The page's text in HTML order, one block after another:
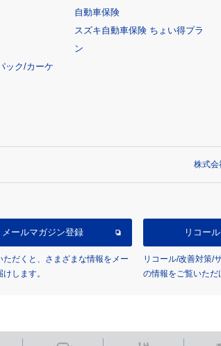
ック/カーケ
自動車保険
スズキ自動車保険 ちょい得プラ
ン
株式会
メールマガジン登録
ただくと、さまざまな情報をメー
します。
リコー
リコール/改善対策/
の情報をご覧いただ